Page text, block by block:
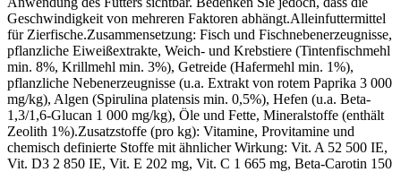
Geschwindigkeit von mehreren Faktoren abhängt.Alleinfuttermittel
für Zierfische.Zusammensetzung: Fisch und Fischnebenerzeugnisse,
pflanzliche Eiweißextrakte, Weich- und Krebstiere (Tintenfischmehl
min. 8%, Krillmehl min. 3%), Getreide (Hafermehl min. 1%),
pflanzliche Nebenerzeugnisse (u.a. Extrakt von rotem Paprika 3 000
mg/kg), Algen (Spirulina platensis min. 0,5%), Hefen (u.a. Beta-
1,3/1,6-Glucan 1 000 mg/kg), Öle und Fette, Mineralstoffe (enthält
Zeolith 1%).Zusatzstoffe (pro kg): Vitamine, Provitamine und
chemisch definierte Stoffe mit ähnlicher Wirkung: Vit. A 52 500 IE,
Vit. D3 2 850 IE, Vit. E 202 mg, Vit. C 1 665 mg, Beta-Carotin 150